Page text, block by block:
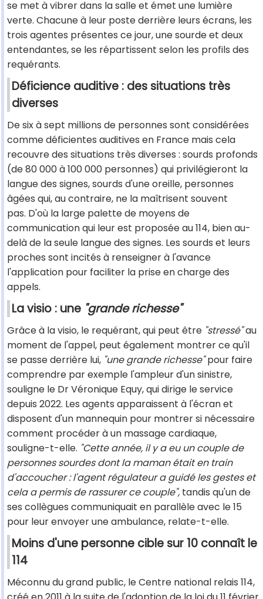
se met à vibrer dans la salle et émet une lumière
verte. Chacune à leur poste derrière leurs écrans, les
trois agentes présentes ce jour, une sourde et deux
entendantes, se les répartissent selon les profils des
requérants.
Déficience auditive : des situations très
diverses
De six à sept millions de personnes sont considérées
comme déficientes auditives en France mais cela
recouvre des situations très diverses : sourds profonds
(de 80 000 à 100 000 personnes) qui privilégieront la
langue des signes, sourds d'une oreille, personnes
âgées qui, au contraire, ne la maîtrisent souvent
pas. D'où la large palette de moyens de
communication qui leur est proposée au 114, bien au-
delà de la seule langue des signes. Les sourds et leurs
proches sont incités à renseigner à l'avance
l'application pour faciliter la prise en charge des
appels.
La visio : une "grande richesse"
Grâce à la visio, le requérant, qui peut être "stressé"au
moment de l'appel, peut également montrer ce qu'il
se passe derrière lui, "une grande richesse"pour faire
comprendre par exemple l'ampleur d'un sinistre,
souligne le Dr Véronique Equy, qui dirige le service
depuis 2022. Les agents apparaissent à l'écran et
disposent d'un mannequin pour montrer si nécessaire
comment procéder à un massage cardiaque,
souligne-t-elle. "Cette année, il y a eu un couple de
personnes sourdes dont la maman était en train
d'accoucher : l'agent régulateur a guidé les gestes et
cela a permis de rassurer ce couple", tandis qu'un de
ses collègues communiquait en parallèle avec le 15
pour leur envoyer une ambulance, relate-t-elle.
Moins d'une personne cible sur 10 connaît le
114
Méconnu du grand public, le Centre national relais 114,